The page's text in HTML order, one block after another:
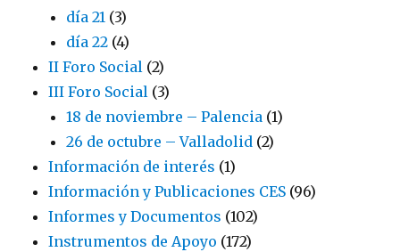
día 21 (3)
día 22 (4)
II Foro Social (2)
III Foro Social (3)
18 de noviembre – Palencia (1)
26 de octubre – Valladolid (2)
Información de interés (1)
Información y Publicaciones CES (96)
Informes y Documentos (102)
Instrumentos de Apoyo (172)